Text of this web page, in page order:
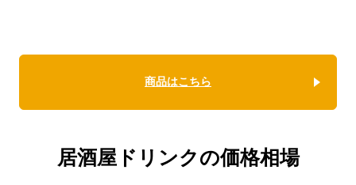
商品はこちら
居酒屋ドリンクの価格相場